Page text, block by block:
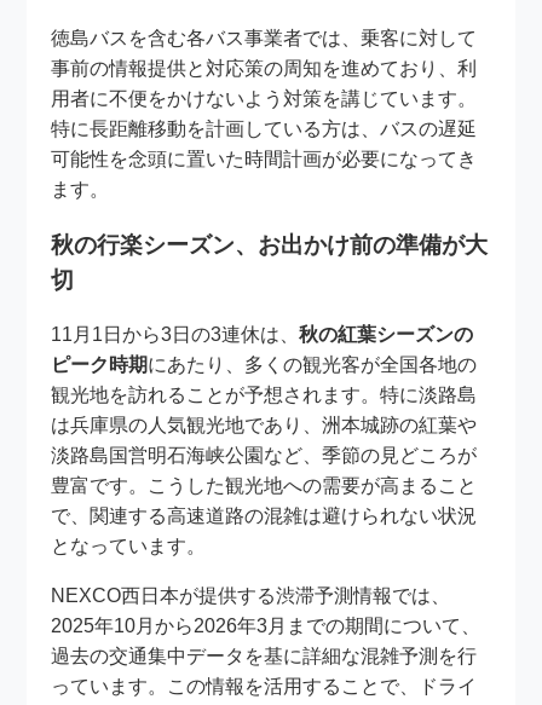
徳島バスを含む各バス事業者では、乗客に対して
事前の情報提供と対応策の周知を進めており、利
用者に不便をかけないよう対策を講じています。
特に長距離移動を計画している方は、バスの遅延
可能性を念頭に置いた時間計画が必要になってき
ます。
秋の行楽シーズン、お出かけ前の準備が大
切
11月1日から3日の3連休は、秋の紅葉シーズンの
ピーク時期にあたり、多くの観光客が全国各地の
観光地を訪れることが予想されます。特に淡路島
は兵庫県の人気観光地であり、洲本城跡の紅葉や
淡路島国営明石海峡公園など、季節の見どころが
豊富です。こうした観光地への需要が高まること
で、関連する高速道路の混雑は避けられない状況
となっています。
NEXCO西日本が提供する渋滞予測情報では、
2025年10月から2026年3月までの期間について、
過去の交通集中データを基に詳細な混雑予測を行
っています。この情報を活用することで、ドライ